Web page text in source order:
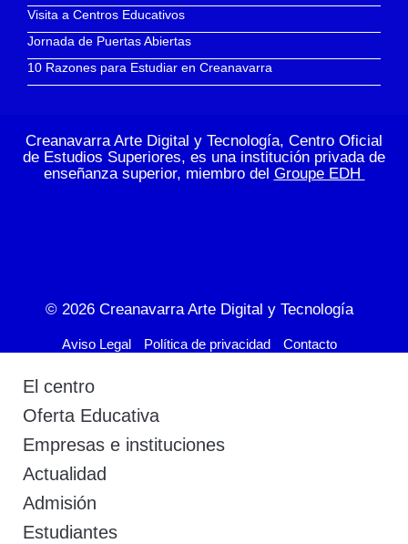
Visita a Centros Educativos
Jornada de Puertas Abiertas
10 Razones para Estudiar en Creanavarra
Creanavarra Arte Digital y Tecnología, Centro Oficial
de Estudios Superiores, es una institución privada de
enseñanza superior, miembro del Groupe EDH
© 2026 Creanavarra Arte Digital y Tecnología
Aviso Legal Política de privacidad Contacto
El centro
Oferta Educativa
Empresas e instituciones
Actualidad
Admisión
Estudiantes